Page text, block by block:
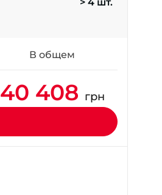
+38 (098) 911-911-4
- Донецкое шоссе
+38 (050)-911-911-2
- Щепкина
+38 (099)-643-33-77
В общем
40 408 грн